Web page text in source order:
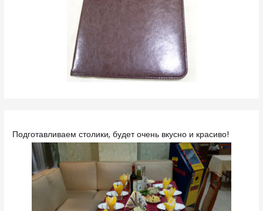
Подготавливаем столики, будет очень вкусно и красиво!